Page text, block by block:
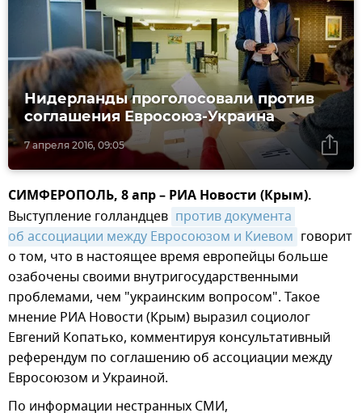
7 апреля 2016, 09:05
Нидерланды проголосовали против
соглашения Евросоюз-Украина
СИМФЕРОПОЛЬ, 8 апр – РИА Новости (Крым).
Выступление голландцев против документа
об ассоциации между Евросоюзом и Киевом говорит
о том, что в настоящее время европейцы больше
озабочены своими внутригосударственными
проблемами, чем "украинским вопросом". Такое
мнение РИА Новости (Крым) выразил социолог
Евгений Копатько, комментируя консультативный
референдум по соглашению об ассоциации между
Евросоюзом и Украиной.
По информации нестранных СМИ,